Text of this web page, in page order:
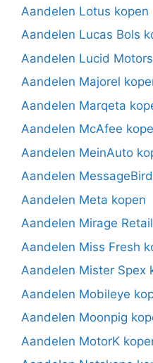
Aandelen Lotus kopen
Aandelen Lucas Bols
Aandelen Lucid
Aandelen Majorel
Aandelen Marqeta
Aandelen McAfee
Aandelen MeinAuto
Aandelen
Aandelen Meta kopen
Aandelen Mirage
Aandelen Miss Fresh
Aandelen Mister Spex
Aandelen Mobileye
Aandelen Moonpig
Aandelen MotorK